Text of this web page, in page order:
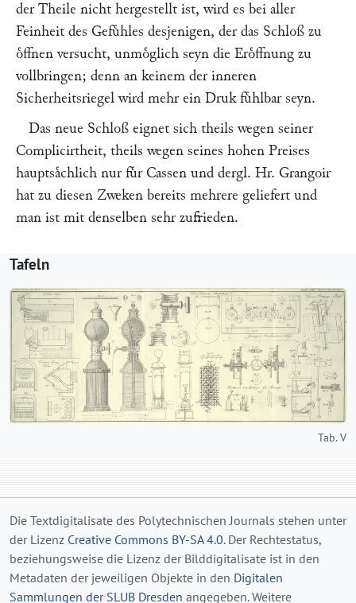
der Theile nicht hergestellt ist, wird es bei aller
Feinheit des Gefuͤhles desjenigen, der das Schloß zu
oͤffnen versucht, unmoͤglich seyn die Eroͤffnung zu
vollbringen; denn an keinem der inneren
Sicherheitsriegel wird mehr ein Druk fuͤhlbar seyn.
Das neue Schloß eignet sich theils wegen seiner
Complicirtheit, theils wegen seines hohen Preises
hauptsaͤchlich nur fuͤr Cassen und dergl. Hr. Grangoir
hat zu diesen Zweken bereits mehrere geliefert und
man ist mit denselben sehr zufrieden.
Tafeln
Tab. V
Die Textdigitalisate des Polytechnischen Journals stehen unter
der Lizenz Creative Commons BY-SA 4.0. Der Rechtestatus,
beziehungsweise die Lizenz der Bilddigitalisate ist in den
Metadaten der jeweiligen Objekte in den Digitalen
Sammlungen der SLUB Dresden angegeben. Weitere